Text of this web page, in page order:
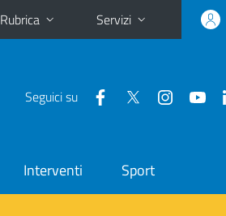
Rubrica Servizi
Seguici su
Interventi Sport